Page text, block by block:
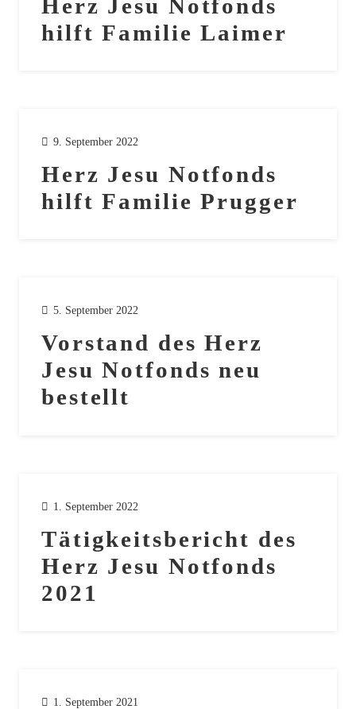
Herz Jesu Notfonds
hilft Familie Laimer
9. September 2022
Herz Jesu Notfonds
hilft Familie Prugger
5. September 2022
Vorstand des Herz
Jesu Notfonds neu
bestellt
1. September 2022
Tätigkeitsbericht des
Herz Jesu Notfonds
2021
1. September 2021